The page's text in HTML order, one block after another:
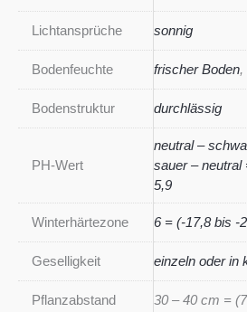
Lichtansprüche sonnig
Bodenfeuchte frischer Boden,
Bodenstruktur durchlässig
PH-Wert
neutral –
sauer – neutral
5,9
Winterhärtezone 6 = (-17,8 bis -
Geselligkeit einzeln oder in
Pflanzabstand 30 – 40 cm =